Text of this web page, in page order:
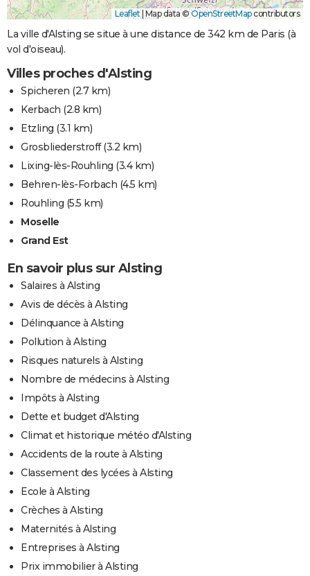
Leaflet Map data ©OpenStreetMapcontributors
La ville d'Alsting se situe à une distance de 342 km de Paris (à
vol d'oiseau).
Villes proches d'Alsting
Spicheren (2.7 km)
Kerbach (2.8 km)
Etzling (3.1 km)
Grosbliederstroff(3.2 km)
Lixing-lès-Rouhling (3.4 km)
Behren-lès-Forbach (4.5 km)
Rouhling (5.5 km)
Moselle
Grand Est
En savoir plus sur Alsting
Salaires à Alsting
Avis de décès à Alsting
Délinquance à Alsting
Pollution à Alsting
Risques naturels à Alsting
Nombre de médecins à Alsting
Impôts à Alsting
Dette et budget d'Alsting
Climat et historique météo d'Alsting
Accidents de la route à Alsting
Classement des lycées à Alsting
Ecole à Alsting
Crèches à Alsting
Maternités à Alsting
Entreprises à Alsting
Prix immobilier à Alsting